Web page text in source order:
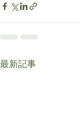
最新記事